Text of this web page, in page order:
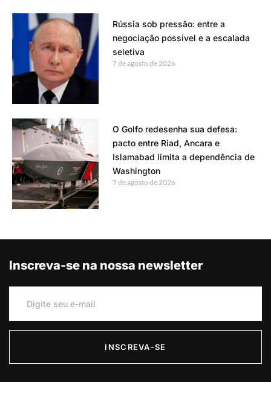
Rússia sob pressão: entre a
negociação possível e a escalada
seletiva
7 de agosto de 2026
O Golfo redesenha sua defesa:
pacto entre Riad, Ancara e
Islamabad limita a dependência de
Washington
7 de agosto de 2026
Inscreva-se na nossa newsletter
INSCREVA-SE